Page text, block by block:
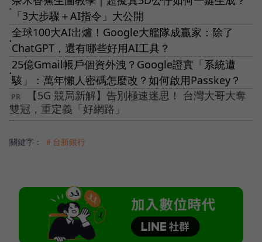
●
「3大步驟＋AI指令」大公開
●
全球100大AI出爐！Google大艦隊成贏家：除了
ChatGPT，還有哪些好用AI工具？
●
25億Gmail帳戶個資外洩？Google證實「系統遭
駭」：萬年懶人密碼怎麼改？如何啟用Passkey？
【5G 競局新解】告別極速迷思！ 台灣大哥大奪
雙冠，重定義「好網路」
關鍵字： ＃台新銀行